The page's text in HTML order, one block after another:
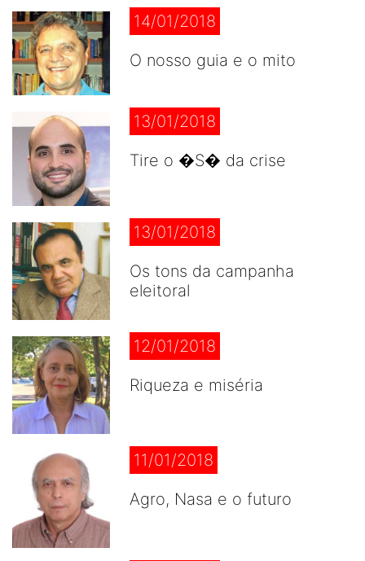
14/01/2018
O nosso guia e o mito
13/01/2018
Tire o �S� da crise
13/01/2018
Os tons da campanha
eleitoral
12/01/2018
Riqueza e miséria
11/01/2018
Agro, Nasa e o futuro